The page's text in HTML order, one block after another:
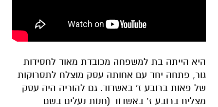
היא הייתה בת למשפחה מכובדת מאוד לחסידות
גור, פתחה יחד עם אחותה עסק מוצלח לתסרוקות
של פאות ברובע ז' באשדוד. גם להוריה היה עסק
מצליח ברובע ז' באשדוד (חנות נעלים בשם